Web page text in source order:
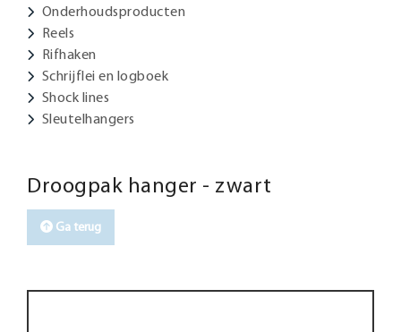
Onderhoudsproducten
Reels
Rifhaken
Schrijflei en logboek
Shock lines
Sleutelhangers
Droogpak hanger - zwart
Ga terug